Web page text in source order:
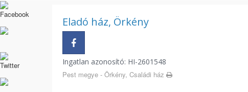
Eladó ház, Örkény
Ingatlan azonosító: HI-2601548
Pest megye - Örkény, Családi ház